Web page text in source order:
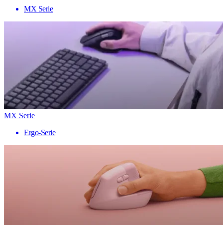
MX Serie
MX Serie
Ergo-Serie